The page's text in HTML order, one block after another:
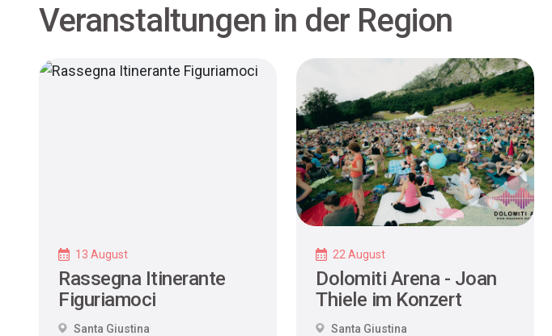
Veranstaltungen in der Region
13 August
Rassegna Itinerante
Figuriamoci
Santa Giustina
22 August
Dolomiti Arena - Joan
Thiele im Konzert
Santa Giustina